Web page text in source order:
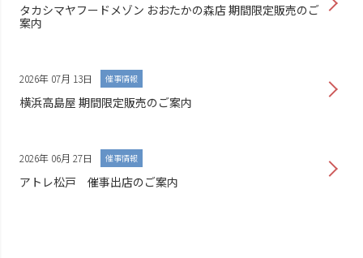
タカシマヤフードメゾン おおたかの森店 期間限定販売のご
案内
2026年 07月 13日 催事情報
横浜高島屋 期間限定販売のご案内
2026年 06月 27日 催事情報
アトレ松戸 催事出店のご案内